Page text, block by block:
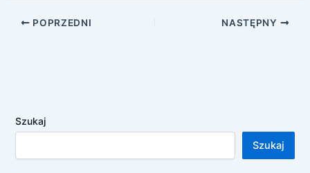
POPRZEDNI NASTĘPNY
Szukaj
Szukaj